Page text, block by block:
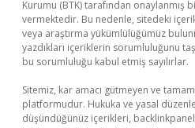
Kurumu (BTK) tarafından onaylanmış
vermektedir. Bu nedenle, sitedeki
veya araştırma yükümlülüğümüz
yazdıkları içeriklerin sorumluluğunu
bu sorumluluğu kabul etmiş sayılırlar.
Sitemiz, kar amacı gütmeyen ve
platformudur. Hukuka ve yasal
düşündüğünüz içerikleri,